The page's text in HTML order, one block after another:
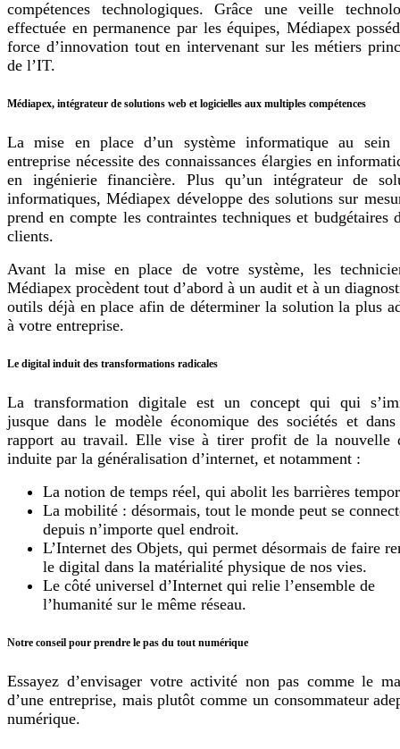
compétences technologiques. Grâce une veille
effectuée en permanence par les équipes, Médiapex
force d’innovation tout en intervenant sur les métiers
de l’IT.
Médiapex, intégrateur de solutions web et logicielles aux multiples compétences
La mise en place d’un système informatique au sein
entreprise nécessite des connaissances élargies en
en ingénierie financière. Plus qu’un intégrateur de
informatiques, Médiapex développe des solutions sur
prend en compte les contraintes techniques et budgétaires
clients.
Avant la mise en place de votre système, les
Médiapex procèdent tout d’abord à un audit et à un
outils déjà en place afin de déterminer la solution la plus
à votre entreprise.
Le digital induit des transformations radicales
La transformation digitale est un concept qui qui
jusque dans le modèle économique des sociétés et
rapport au travail. Elle vise à tirer profit de la nouvelle
induite par la généralisation d’internet, et notamment :
La notion de temps réel, qui abolit les barrières
La mobilité : désormais, tout le monde peut se
depuis n’importe quel endroit.
L’Internet des Objets, qui permet désormais de faire
le digital dans la matérialité physique de nos vies.
Le côté universel d’Internet qui relie l’ensemble de
l’humanité sur le même réseau.
Notre conseil pour prendre le pas du tout numérique
Essayez d’envisager votre activité non pas comme le
d’une entreprise, mais plutôt comme un consommateur
numérique.